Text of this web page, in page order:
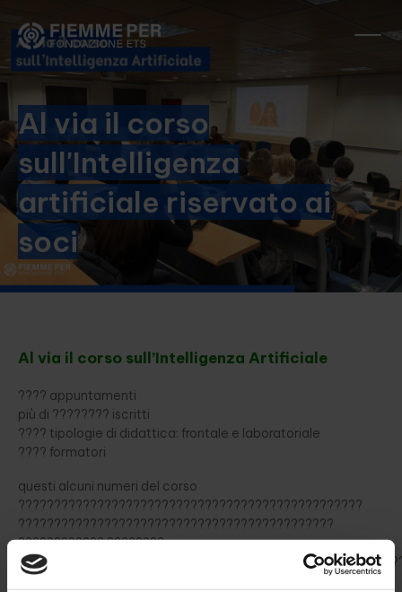
Al via il corso
sull'Intelligenza
artificiale riservato ai
soci
Al via il corso sull’Intelligenza Artificiale
???? appuntamenti
più di ???????? iscritti
???? tipologie di didattica: frontale e laboratoriale
???? formatori
questi alcuni numeri del corso
????????????????????????????????????????????????
????????????????????????????????????????????
???????????? ????????
che ha come obiettivo lo sviluppo di nuove competenze